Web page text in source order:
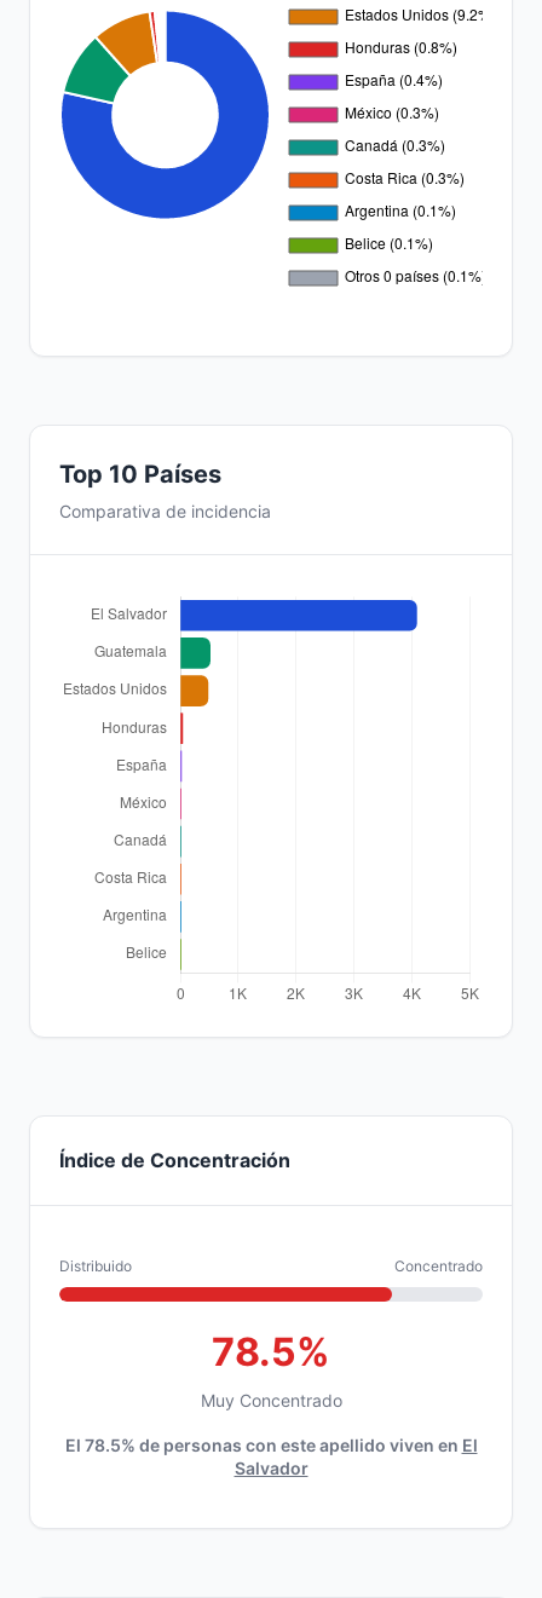
Top 10 Países
Comparativa de incidencia
Índice de Concentración
Distribuido Concentrado
78.5%
Muy Concentrado
El 78.5% de personas con este apellido viven en El
Salvador